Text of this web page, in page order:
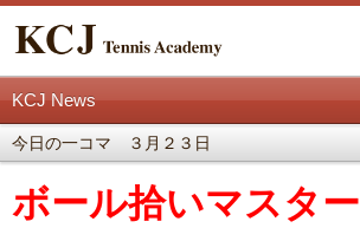
KCJ News
今日の一コマ ３月２３日
ボール拾いマスター